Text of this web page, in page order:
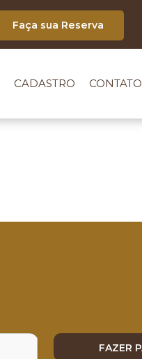
Faça sua Reserva
CADASTRO CONTATO